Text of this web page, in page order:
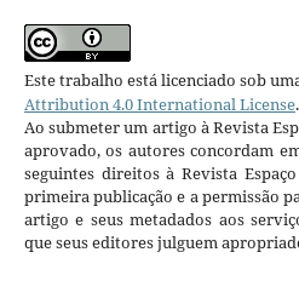
Este trabalho está licenciado sob
Attribution 4.0 International License.
Ao submeter um artigo à Revista
aprovado, os autores concordam
seguintes direitos à Revista
primeira publicação e a permissão
artigo e seus metadados aos
que seus editores julguem